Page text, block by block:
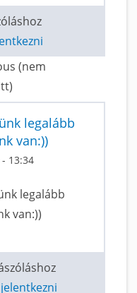
(nem
legalább
van:))
13:34
legalább
van:))